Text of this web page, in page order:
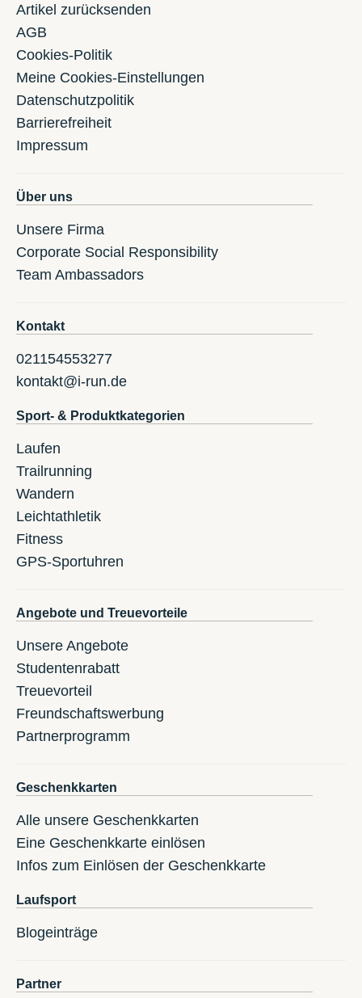
Artikel zurücksenden
AGB
Cookies-Politik
Meine Cookies-Einstellungen
Datenschutzpolitik
Barrierefreiheit
Impressum
Über uns
Unsere Firma
Corporate Social Responsibility
Team Ambassadors
Kontakt
021154553277
kontakt@i-run.de
Sport- & Produktkategorien
Laufen
Trailrunning
Wandern
Leichtathletik
Fitness
GPS-Sportuhren
Angebote und Treuevorteile
Unsere Angebote
Studentenrabatt
Treuevorteil
Freundschaftswerbung
Partnerprogramm
Geschenkkarten
Alle unsere Geschenkkarten
Eine Geschenkkarte einlösen
Infos zum Einlösen der Geschenkkarte
Laufsport
Blogeinträge
Partner